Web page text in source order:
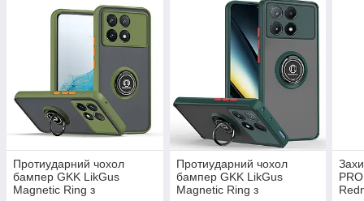
Протиударний чохол
бампер GKK LikGus
Magnetic Ring з
Протиударний чохол
бампер GKK LikGus
Magnetic Ring з